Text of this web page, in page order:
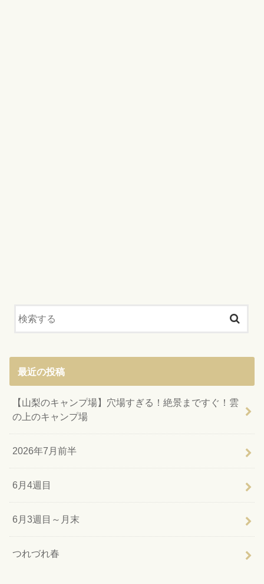
最近の投稿
【山梨のキャンプ場】穴場すぎる！絶景まですぐ！雲
の上のキャンプ場
2026年7月前半
6月4週目
6月3週目～月末
つれづれ春